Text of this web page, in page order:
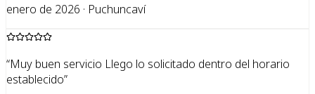
enero de 2026 · Puchuncaví
“Muy buen servicio Llego lo solicitado dentro del horario
establecido”